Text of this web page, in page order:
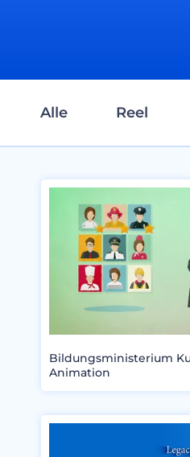
Alle Reel
Bildungsministerium
Animation